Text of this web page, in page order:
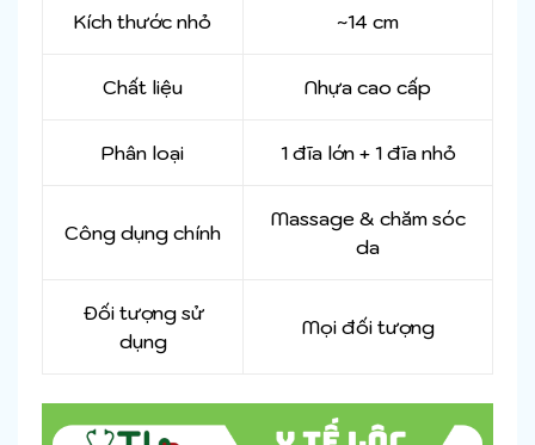
Kích thước nhỏ ~14 cm
Chất liệu Nhựa cao cấp
Phân loại 1 đĩa lớn + 1 đĩa nhỏ
Công dụng chính
Massage & chăm sóc
da
Đối tượng sử
dụng
Mọi đối tượng